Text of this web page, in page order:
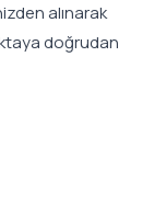
alınarak
doğrudan